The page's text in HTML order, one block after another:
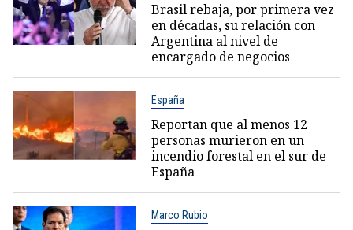
Brasil rebaja, por primera vez
en décadas, su relación con
Argentina al nivel de
encargado de negocios
España
Reportan que al menos 12
personas murieron en un
incendio forestal en el sur de
España
Marco Rubio